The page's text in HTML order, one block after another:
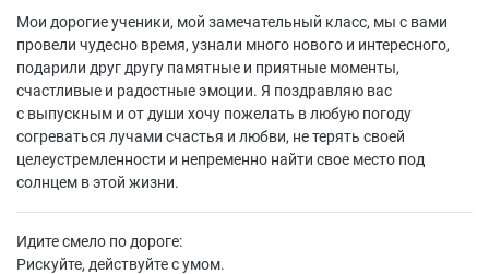
Мои дорогие ученики, мой замечательный класс, мы с вами
провели чудесно время, узнали много нового и интересного,
подарили друг другу памятные и приятные моменты,
счастливые и радостные эмоции. Я поздравляю вас
с выпускным и от души хочу пожелать в любую погоду
согреваться лучами счастья и любви, не терять своей
целеустремленности и непременно найти свое место под
солнцем в этой жизни.
Идите смело по дороге:
Рискуйте, действуйте с умом.